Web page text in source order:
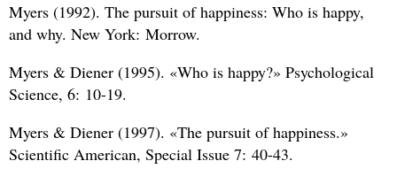
Myers (1992). The pursuit of happiness: Who is happy,
and why. New York: Morrow.
Myers & Diener (1995). «Who is happy?» Psychological
Science, 6: 10-19.
Myers & Diener (1997). «The pursuit of happiness.»
Scientific American, Special Issue 7: 40-43.